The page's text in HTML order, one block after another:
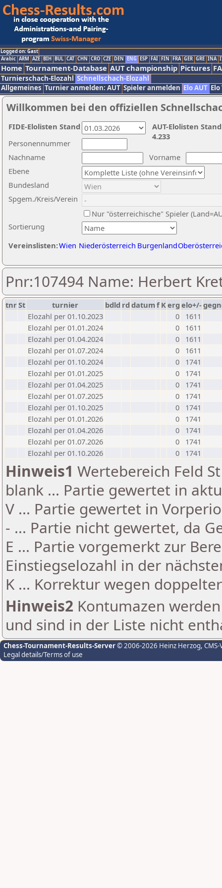
Logged on: Gast
Arabic ARM AZE BIH BUL CAT CHN CRO CZE DEN ENG ESP FAI FIN FRA GER GRE INA
Home Tournament-Database AUT championship Pictures
Turnierschach-Elozahl Schnellschach-Elozahl
Allgemeines Turnier anmelden: AUT Spieler anmelden Elo AUT
Willkommen bei den offiziellen
Nachname
Vorname
Ebene
Sortierung
Personennummer
Bundesland
Spgem./Kreis/Verein
Nur "österreichische" Spieler
Vereinslisten:Wien Niederösterreich Burgenland
AUT-Elolisten
4.233
FIDE-Elolisten Stand
Pnr:107494 Name: Herbert
tnrSt turnier bdld rd datumf Kerg elo+/-
Elozahl per 01.10.2023
0
1611
Elozahl per 01.01.2024
0
1611
Elozahl per 01.04.2024
0
1611
Elozahl per 01.07.2024
0
1611
Elozahl per 01.10.2024
0
1741
Elozahl per 01.01.2025
0
1741
Elozahl per 01.04.2025
0
1741
Elozahl per 01.07.2025
0
1741
Elozahl per 01.10.2025
0
1741
Elozahl per 01.01.2026
0
1741
Elozahl per 01.04.2026
0
1741
Elozahl per 01.07.2026
0
1741
Elozahl per 01.10.2026
0 1741
Hinweis1 Wertebereich Feld
blank ... Partie gewertet in
V ... Partie gewertet in
- ... Partie nicht gewertet, da
E ... Partie vorgemerkt zur
Einstiegselozahl in der
K ... Korrektur wegen
Hinweis2 Kontumazen
und sind in der Liste nicht
Chess-Tournament-Results-Server© 2006-2026 Heinz Herzog,
Legal details/Terms of use